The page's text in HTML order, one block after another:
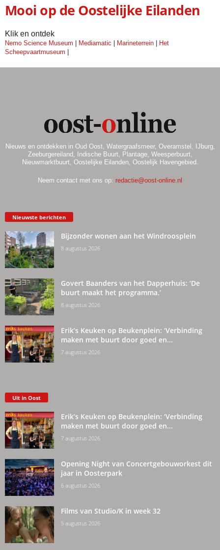
Mooi op de Oostelijke Eilanden
Klik en ontdek
Nemo Science Museum Mediamatic Marineterrein
Het
Scheepvaartmuseum
Nieuws en ontdekken in Oud Oost, Watergraafsmeer, Overamstel, IJburg,
Zeeburgereiland, Indische Buurt, Plantage, Weesperbuurt,
Nieuwmarktbuurt, Oostelijke Eilanden, Oostelijk Havengebied.
Neem contact met ons op: redactie@oost-online.nl
Nieuwste berichten
Bijzonder wonen aan het Windroosplein
8 augustus 2026
Govert Baanders van het Dapperhuis: ‘De
buurt maakt het programma.’
8 augustus 2026
Erik’s Keuken op Beukenplein: ‘Verbinding
maken met buurt door goed en...
7 augustus 2026
Uit in Oost
Erik’s Keuken op Beukenplein: ‘Verbinding
maken met buurt door goed en...
7 augustus 2026
Opening Night van Concertgebouworkest dit
jaar in Oosterpark
6 augustus 2026
Films van Studio/K in week 32
5 augustus 2026